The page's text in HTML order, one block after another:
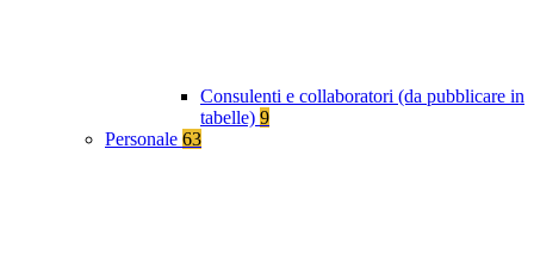
Consulenti e collaboratori (da pubblicare in
tabelle) 9
Personale 63